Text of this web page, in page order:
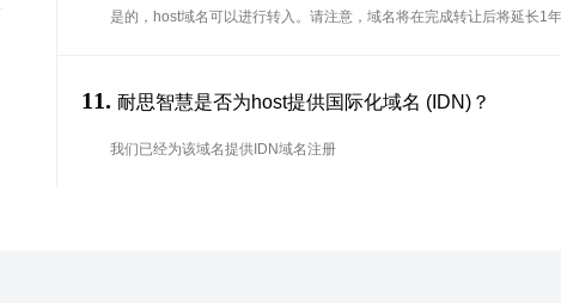
是的，host域名可以进行转入。请注意，域名将在完成转让后将延长1年
11. 耐思智慧是否为host提供国际化域名 (IDN)？
我们已经为该域名提供IDN域名注册